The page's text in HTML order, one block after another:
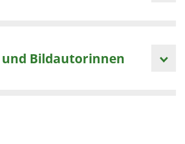
Bildautorinnen